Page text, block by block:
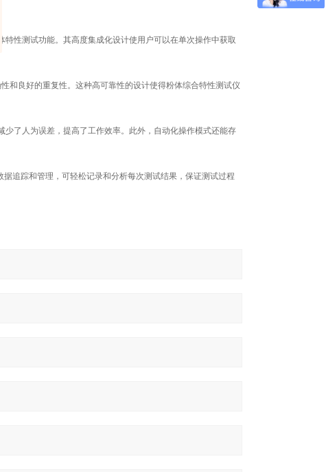
性测试功能。其高度集成化设计使用户可以在单次操作中获取
和良好的重复性。这种高可靠性的设计使得粉体综合特性测试仪
了人为误差，提高了工作效率。此外，自动化操作模式还能存
追踪和管理，可轻松记录和分析每次测试结果，保证测试过程